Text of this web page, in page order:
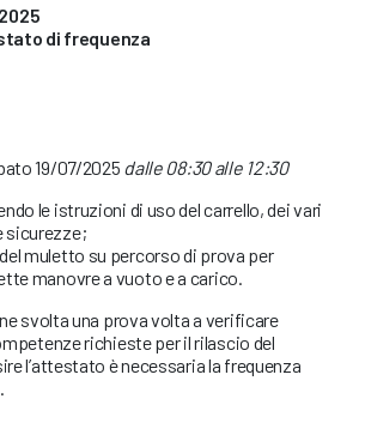
di frequenza
19/07/2025 dalle 08:30 alle 12:30
le istruzioni di uso del carrello, dei vari
sicurezze;
muletto su percorso di prova per
manovre a vuoto e a carico.
svolta una prova volta a verificare
richieste per il rilascio del
l’attestato è necessaria la frequenza